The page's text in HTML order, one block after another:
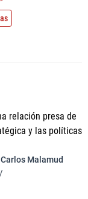
relación presa de
y las políticas
Carlos Malamud